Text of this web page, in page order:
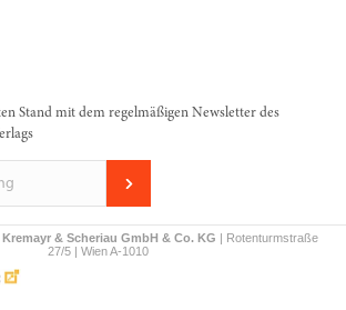
Stand mit dem regelmäßigen Newsletter des
Kremayr & Scheriau GmbH & Co. KG | Rotenturmstraße
27/5 | Wien A-1010